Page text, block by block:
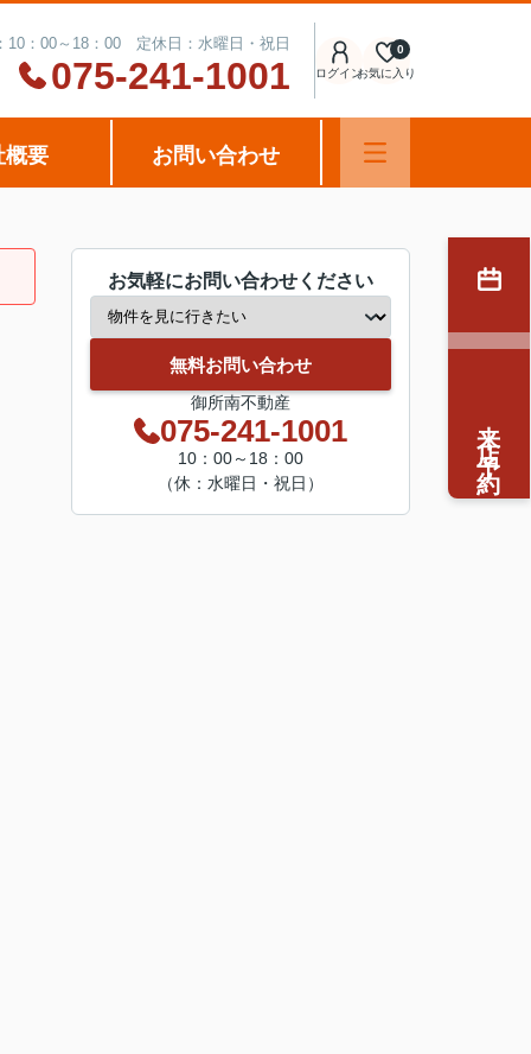
10：00～18：00 定休日：水曜日・祝日
075-241-1001 ログインお気に入り
0
概要 お問い合わせ
お気軽にお問い合わせください
無料お問い合わせ
御所南不動産
075-241-1001
10：00～18：00
（休：水曜日・祝日）
来店予約